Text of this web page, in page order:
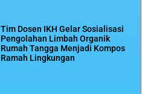
Tim Dosen IKH Gelar Sosialisasi
Pengolahan Limbah Organik
Rumah Tangga Menjadi Kompos
Ramah Lingkungan